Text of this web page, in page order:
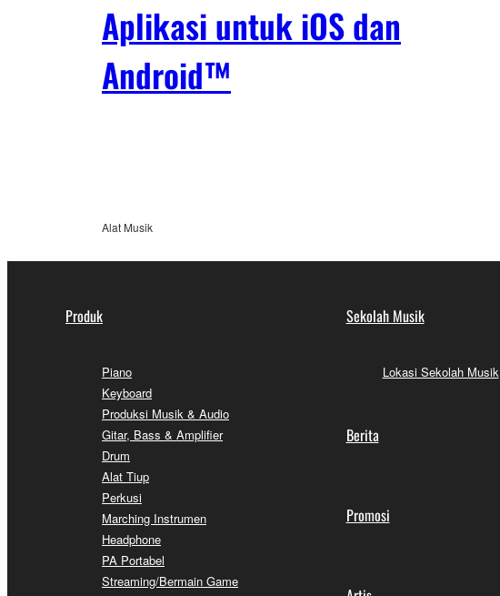
Aplikasi untuk iOS dan
Android™
Alat Musik
Produk
Piano
Keyboard
Produksi Musik & Audio
Gitar, Bass & Amplifier
Drum
Alat Tiup
Perkusi
Marching Instrumen
Headphone
PA Portabel
Streaming/Bermain Game
Sekolah Musik
Lokasi Sekolah Musik
Berita
Promosi